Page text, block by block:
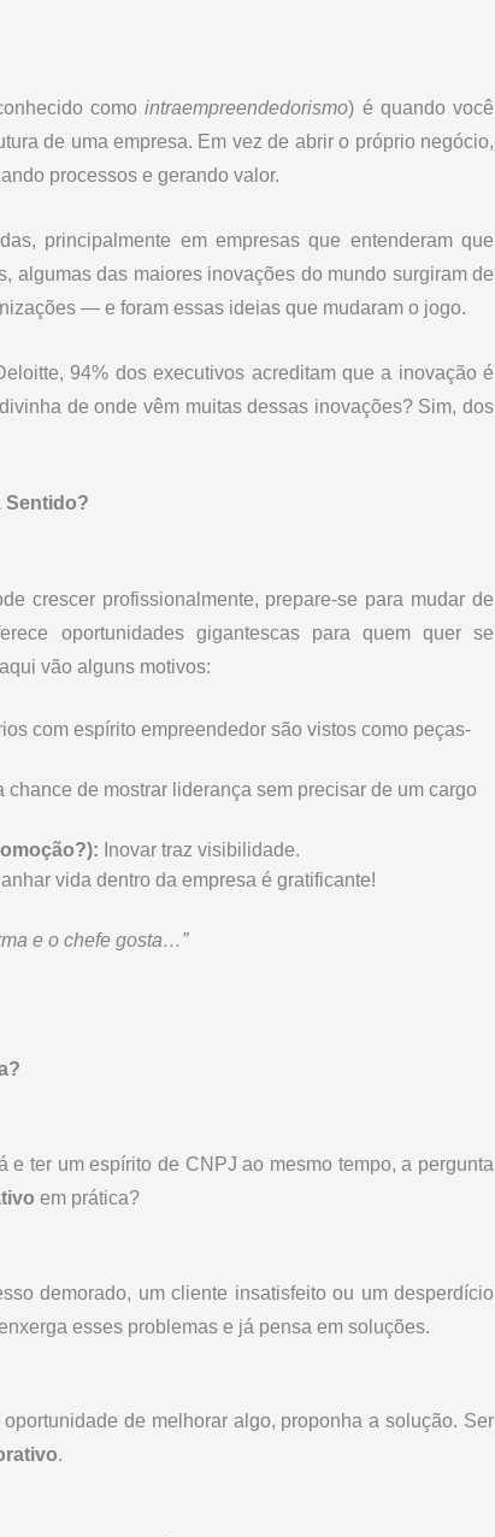
comointraempreendedorismo) é quando você
de uma empresa. Em vez de abrir o próprio negócio,
processos e gerando valor.
principalmente em empresas que entenderam que
algumas das maiores inovações do mundo surgiram de
— e foram essas ideias que mudaram o jogo.
94% dos executivos acreditam que a inovação é
de onde vêm muitas dessas inovações? Sim, dos
Sentido?
crescer profissionalmente, prepare-se para mudar de
oportunidades gigantescas para quem quer se
vão alguns motivos:
com espírito empreendedor são vistos como peças-
chance de mostrar liderança sem precisar de um cargo
Inovar traz visibilidade.
vida dentro da empresa é gratificante!
e o chefe gosta…”
ter um espírito de CNPJ ao mesmo tempo, a pergunta
em prática?
demorado, um cliente insatisfeito ou um desperdício
esses problemas e já pensa em soluções.
de melhorar algo, proponha a solução. Ser
.